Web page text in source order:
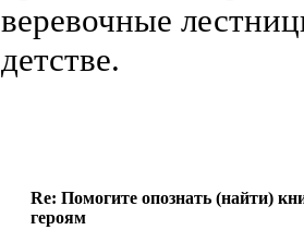
веревочные
детстве.
Re: Помогите опознать (найти)
героям